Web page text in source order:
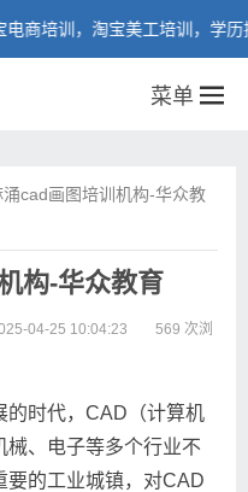
训，淘宝美工培训，学历提升
菜单
涌cad画图培训机构-华众教
构-华众教育
04-25 10:04:23
569 次浏
的时代，CAD（计算机
械、电子等多个行业不
要的工业城镇，对CAD